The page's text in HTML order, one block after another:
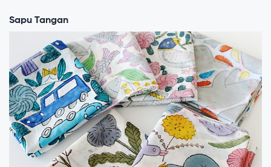
Sapu Tangan